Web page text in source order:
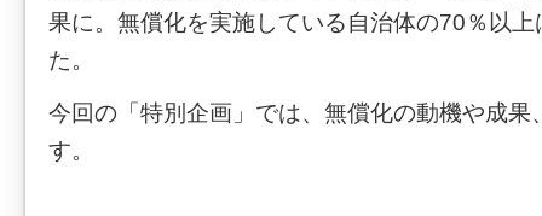
果に。無償化を実施している自治体の70％以
た。
今回の「特別企画」では、無償化の動機や成果
す。